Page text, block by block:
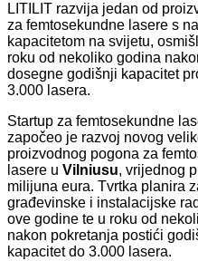
LITILIT razvija jedan od
za femtosekundne lasere s
kapacitetom na svijetu,
roku od nekoliko godina
dosegne godišnji kapacitet
3.000 lasera.
Startup za femtosekundne
započeo je razvoj novog
proizvodnog pogona za
lasere u Vilniusu, vrijednog
milijuna eura. Tvrtka planira
građevinske i instalacijske
ove godine te u roku od
nakon pokretanja postići
kapacitet do 3.000 lasera.